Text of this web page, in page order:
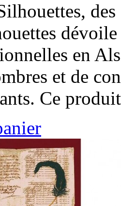
des
en
et de
Ce